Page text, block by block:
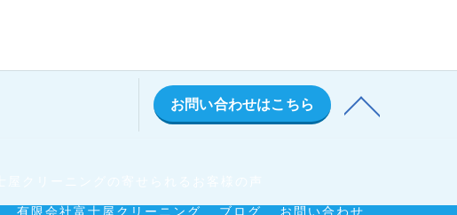
お問い合わせはこちら
有限会社富士屋クリーニング ブログ お問い合わせ